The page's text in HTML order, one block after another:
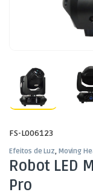
FS-L006123
Efeitos de Luz, Moving
Robot LED
Pro